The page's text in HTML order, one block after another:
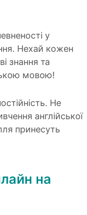
у
Нехай кожен
знання та
мовою!
Не
англійської
принесуть
на